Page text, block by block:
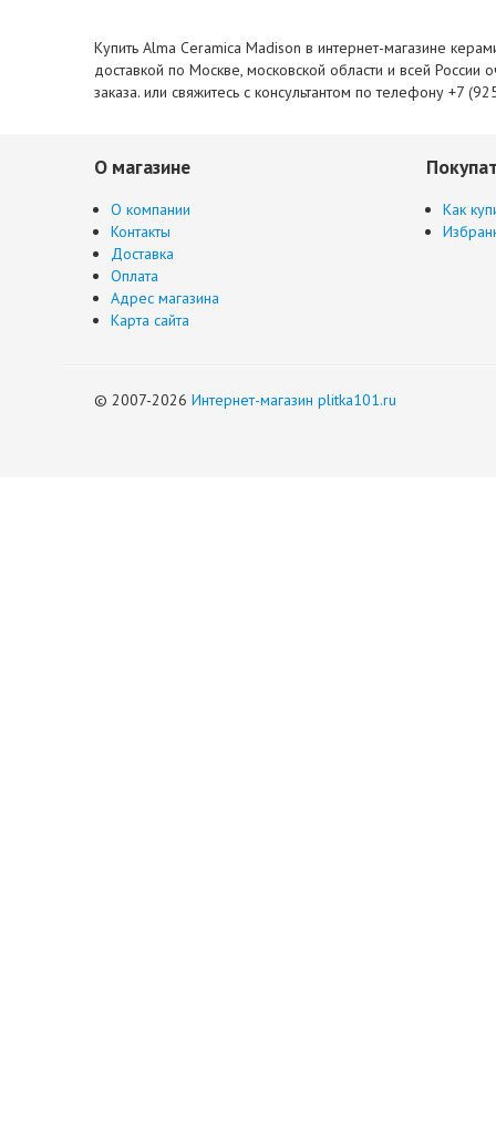
Купить Alma Ceramica Madison в интернет-магазине
доставкой по Москве, московской области и всей России
заказа. или свяжитесь с консультантом по телефону +7
О магазине
О компании
Контакты
Доставка
Оплата
Адрес магазина
Карта сайта
Как
© 2007-2026 Интернет-магазин plitka101.ru